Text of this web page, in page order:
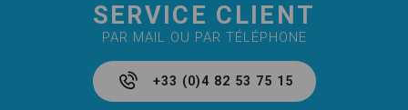
SERVICE CLIENT
PAR MAIL OU PAR TÉLÉPHONE
+33 (0)4 82 53 75 15